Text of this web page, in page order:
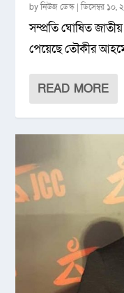
byনিউজ ডেস্ক |ডিসেম্বর ১০,
সম্প্রতি ঘোষিত জাতীয়
পেয়েছে তৌকীর
READ MORE